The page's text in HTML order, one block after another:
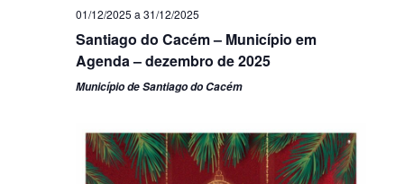
01/12/2025 a 31/12/2025
Santiago do Cacém – Município em
Agenda – dezembro de 2025
Município de Santiago do Cacém